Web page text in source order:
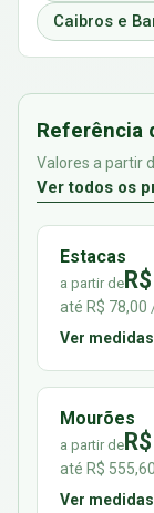
Caibros e
Referência
Valores a partir
Ver todos os
Estacas
a partir de
até R$ 78,00
Ver
Mourões
a partir de
até R$ 555,60
Ver